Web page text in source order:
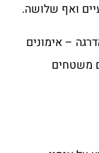
ואף שלושה.
– אימונים